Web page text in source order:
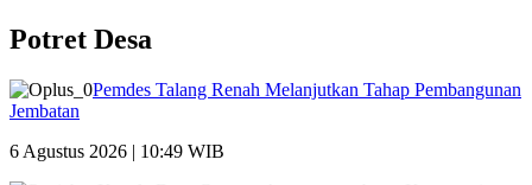
Potret Desa
Pemdes Talang Renah Melanjutkan Tahap Pembangunan
Jembatan
6 Agustus 2026 | 10:49 WIB